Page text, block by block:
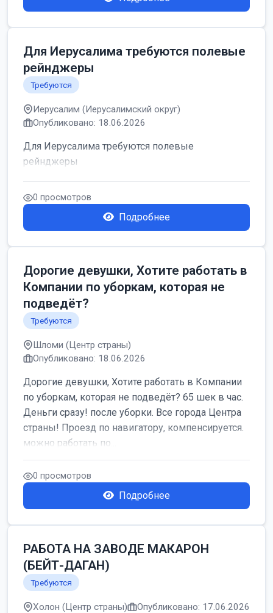
Для Иерусалима требуются полевые
рейнджеры
Требуются
Иерусалим (Иерусалимский округ)
Опубликовано: 18.06.2026
Для Иерусалима требуются полевые
рейнджеры
0 просмотров
Подробнее
Дорогие девушки, Хотите работать в
Компании по уборкам, которая не
подведёт?
Требуются
Шломи (Центр страны)
Опубликовано: 18.06.2026
Дорогие девушки, Хотите работать в Компании
по уборкам, которая не подведёт? 65 шек в час.
Деньги сразу! после уборки. Все города Центра
страны! Проезд по навигатору, компенсируется.
можно работать по...
0 просмотров
Подробнее
РАБОТА НА ЗАВОДЕ МАКАРОН
(БЕЙТ-ДАГАН)
Требуются
Холон (Центр страны) Опубликовано: 17.06.2026